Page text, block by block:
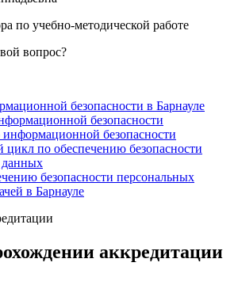
по учебно-методической работе
вопрос?
безопасности в Барнауле
безопасности
информационной безопасности
цикл по обеспечению безопасности
данных
безопасности персональных
в Барнауле
аккредитации